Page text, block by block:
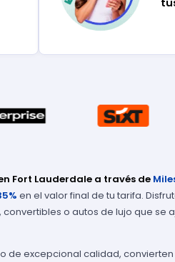
Fort Lauderdale a través de
en el valor final de tu tarifa.
o autos de lujo que se
de excepcional calidad,